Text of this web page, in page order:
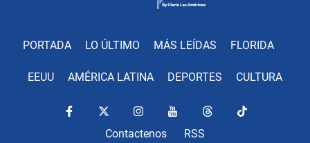
PORTADA LO ÚLTIMO MÁS LEÍDAS FLORIDA
EEUU AMÉRICA LATINA DEPORTES CULTURA
Contactenos RSS